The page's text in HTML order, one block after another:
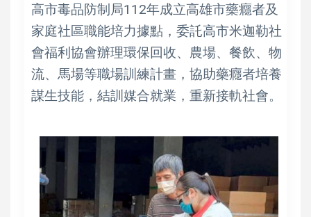
高市毒品防制局112年成立高雄市藥癮者及
家庭社區職能培力據點，委託高市米迦勒社
會福利協會辦理環保回收、農場、餐飲、物
流、馬場等職場訓練計畫，協助藥癮者培養
謀生技能，結訓媒合就業，重新接軌社會。